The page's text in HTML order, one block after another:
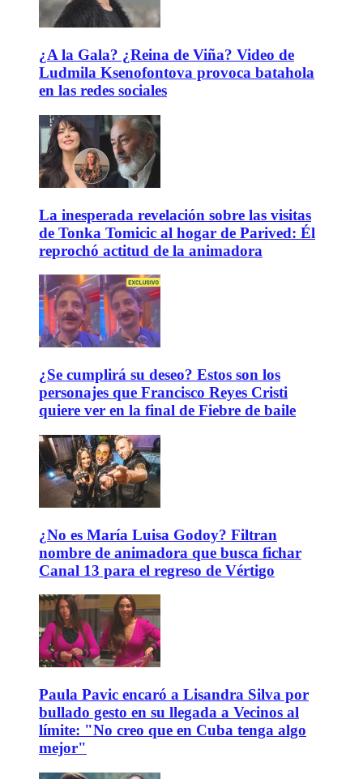
¿A la Gala? ¿Reina de Viña? Video de
Ludmila Ksenofontova provoca batahola
en las redes sociales
La inesperada revelación sobre las visitas
de Tonka Tomicic al hogar de Parived: Él
reprochó actitud de la animadora
¿Se cumplirá su deseo? Estos son los
personajes que Francisco Reyes Cristi
quiere ver en la final de Fiebre de baile
¿No es María Luisa Godoy? Filtran
nombre de animadora que busca fichar
Canal 13 para el regreso de Vértigo
Paula Pavic encaró a Lisandra Silva por
bullado gesto en su llegada a Vecinos al
límite: "No creo que en Cuba tenga algo
mejor"